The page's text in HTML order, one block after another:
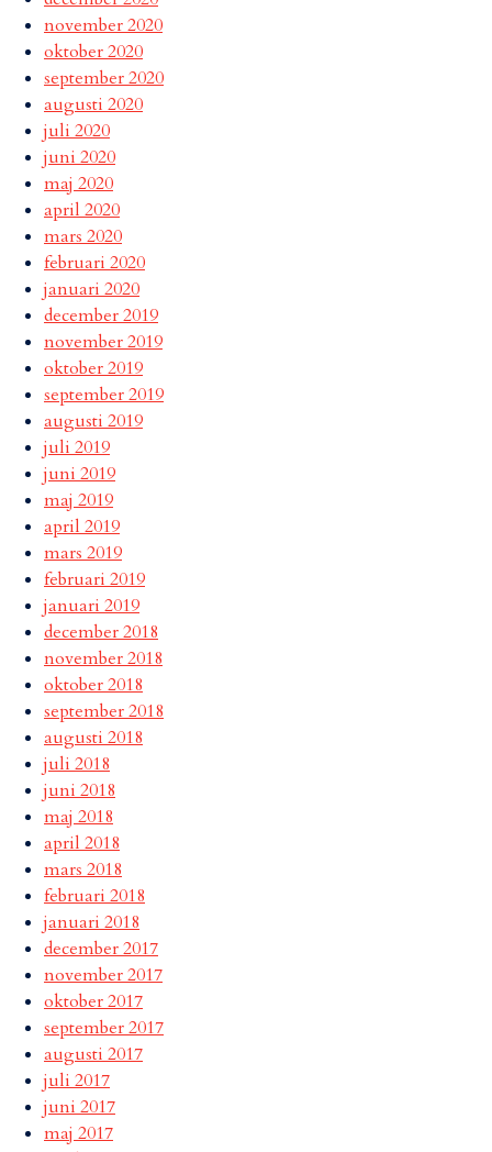
november 2020
oktober 2020
september 2020
augusti 2020
juli 2020
juni 2020
maj 2020
april 2020
mars 2020
februari 2020
januari 2020
december 2019
november 2019
oktober 2019
september 2019
augusti 2019
juli 2019
juni 2019
maj 2019
april 2019
mars 2019
februari 2019
januari 2019
december 2018
november 2018
oktober 2018
september 2018
augusti 2018
juli 2018
juni 2018
maj 2018
april 2018
mars 2018
februari 2018
januari 2018
december 2017
november 2017
oktober 2017
september 2017
augusti 2017
juli 2017
juni 2017
maj 2017